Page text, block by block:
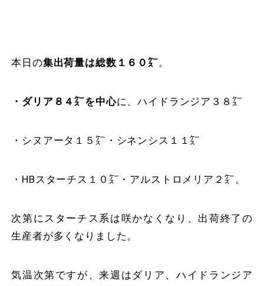
本日の集出荷量は総数１６０㌜。
・ダリア８４㌜を中心に、ハイドランジア３８㌜
・シヌアータ１５㌜・シネンシス１１㌜
・HBスターチス１０㌜・アルストロメリア２㌜。
次第にスターチス系は咲かなくなり、出荷終了の
生産者が多くなりました。
気温次第ですが、来週はダリア、ハイドランジア